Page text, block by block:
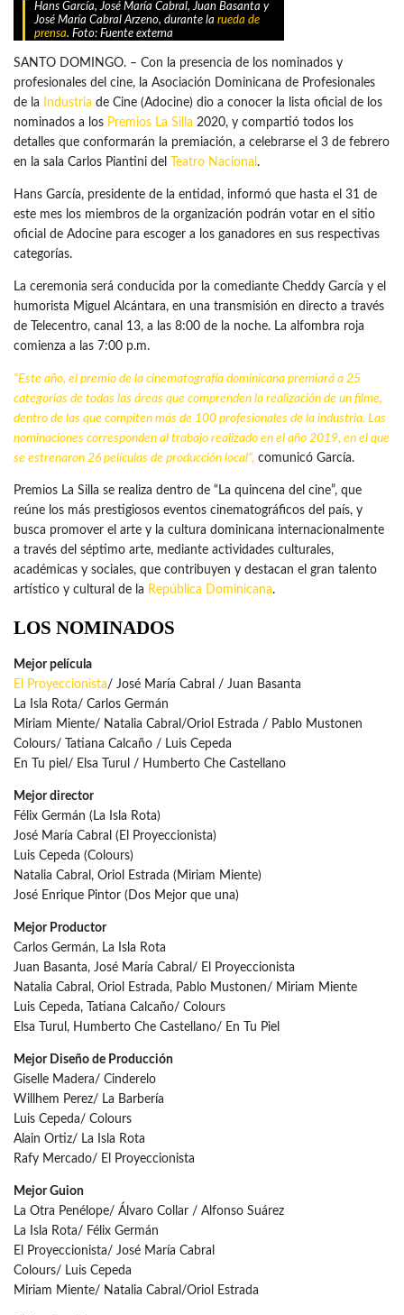
Hans García, José María Cabral, Juan Basanta y
José María Cabral Arzeno, durante la rueda de
prensa. Foto: Fuente externa
SANTO DOMINGO. – Con la presencia de los nominados y
profesionales del cine, la Asociación Dominicana de Profesionales
de la
Industria de Cine (Adocine) dio a conocer la lista oficial de los
nominados a los Premios La Silla 2020, y compartió todos los
detalles que conformarán la premiación, a celebrarse el 3 de febrero
en la sala Carlos Piantini del
Teatro Nacional .
Hans García, presidente de la entidad, informó que hasta el 31 de
este mes los miembros de la organización podrán votar en el sitio
oficial de Adocine para escoger a los ganadores en sus respectivas
categorías.
La ceremonia será conducida por la comediante Cheddy García y el
humorista Miguel Alcántara, en una transmisión en directo a través
de Telecentro, canal 13, a las 8:00 de la noche. La alfombra roja
comienza a las 7:00 p.m.
“Este año, el premio de la cinematografía dominicana premiará a 25
categorías de todas las áreas que comprenden la realización de un filme,
dentro de las que compiten más de 100 profesionales de la industria. Las
nominaciones corresponden al trabajo realizado en el año 2019, en el que
se estrenaron 26 películas de producción local”, comunicó García.
Premios La Silla se realiza dentro de “La quincena del cine”, que
reúne los más prestigiosos eventos cinematográficos del país, y
busca promover el arte y la cultura dominicana internacionalmente
a través del séptimo arte, mediante actividades culturales,
académicas y sociales, que contribuyen y destacan el gran talento
artístico y cultural de la República Dominicana.
LOS NOMINADOS
Mejor película
El Proyeccionista/ José María Cabral / Juan Basanta
La Isla Rota/ Carlos Germán
Miriam Miente/ Natalia Cabral/Oriol Estrada / Pablo Mustonen
Colours/ Tatiana Calcaño / Luis Cepeda
En Tu piel/ Elsa Turul / Humberto Che Castellano
Mejor director
Félix Germán (La Isla Rota)
José María Cabral (El Proyeccionista)
Luis Cepeda (Colours)
Natalia Cabral, Oriol Estrada (Miriam Miente)
José Enrique Pintor (Dos Mejor que una)
Mejor Productor
Carlos Germán, La Isla Rota
Juan Basanta, José María Cabral/ El Proyeccionista
Natalia Cabral, Oriol Estrada, Pablo Mustonen/ Miriam Miente
Luis Cepeda, Tatiana Calcaño/ Colours
Elsa Turul, Humberto Che Castellano/ En Tu Piel
Mejor Diseño de Producción
Giselle Madera/ Cinderelo
Willhem Perez/ La Barbería
Luis Cepeda/ Colours
Alain Ortiz/ La Isla Rota
Rafy Mercado/ El Proyeccionista
Mejor Guion
La Otra Penélope/ Álvaro Collar / Alfonso Suárez
La Isla Rota/ Félix Germán
El Proyeccionista/ José María Cabral
Colours/ Luis Cepeda
Miriam Miente/ Natalia Cabral/Oriol Estrada